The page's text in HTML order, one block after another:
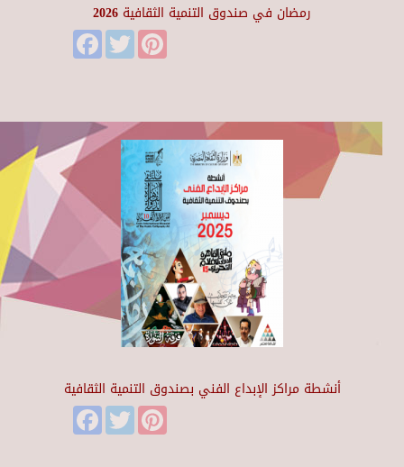
رمضان في صندوق التنمية الثقافية 2026
FacebookTwitter
أنشطة مراكز الإبداع الفني بصندوق التنمية الثقافية
FacebookTwitter